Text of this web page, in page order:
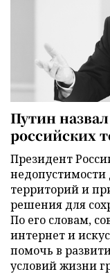
Путин
российских
Президент
территорий и
решения для
По его словам,
интернет и
помочь в
условий жизни